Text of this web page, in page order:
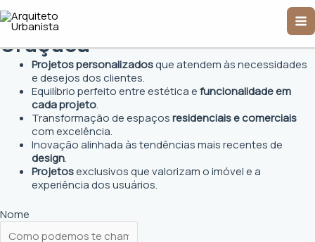
para
conteúdo
Arquiteto Urbanista em
Uruçuca
Projetos personalizadosque atendem às necessidades
e desejos dos clientes.
Equilíbrio perfeito entre estética efuncionalidade em
cada projeto.
Transformação de espaçosresidenciais e comerciais
com excelência.
Inovação alinhada às tendências mais recentes de
design.
Projetosexclusivos que valorizam o imóvel e a
experiência dos usuários.
Nome